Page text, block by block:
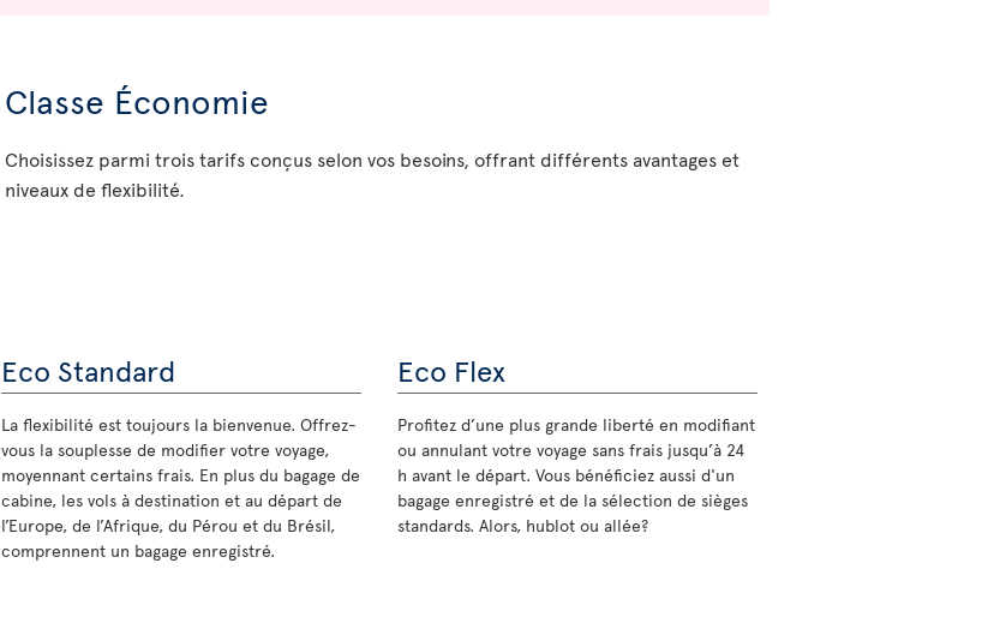
Classe Économie
Choisissez parmi trois tarifs conçus selon vos besoins, offrant différents avantages et
niveaux de flexibilité.
Eco Standard
La flexibilité est toujours la bienvenue. Offrez-
vous la souplesse de modifier votre voyage,
moyennant certains frais. En plus du bagage de
cabine, les vols à destination et au départ de
l’Europe, de l’Afrique, du Pérou et du Brésil,
comprennent un bagage enregistré.
Eco Flex
Profitez d’une plus grande liberté en modifiant
ou annulant votre voyage sans frais jusqu’à 24
h avant le départ. Vous bénéficiez aussi d'un
bagage enregistré et de la sélection de sièges
standards. Alors, hublot ou allée?